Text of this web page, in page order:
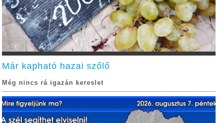
Már kapható hazai szőlő
Még nincs rá igazán kereslet